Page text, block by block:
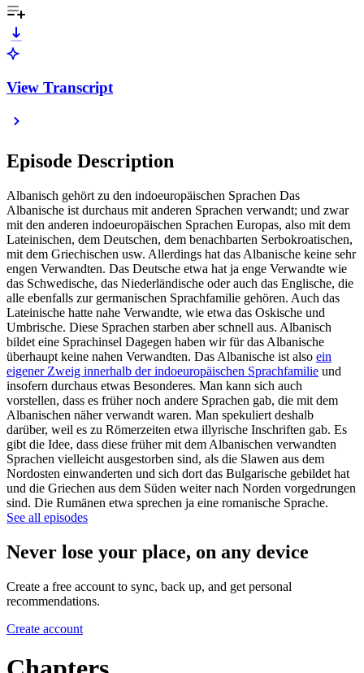
View Transcript
Episode Description
Albanisch gehört zu den indoeuropäischen Sprachen Das
Albanische ist durchaus mit anderen Sprachen verwandt; und zwar
mit den anderen indoeuropäischen Sprachen Europas, also mit dem
Lateinischen, dem Deutschen, dem benachbarten Serbokroatischen,
mit dem Griechischen usw. Allerdings hat das Albanische keine sehr
engen Verwandten. Das Deutsche etwa hat ja enge Verwandte wie
das Schwedische, das Niederländische oder auch das Englische, die
alle ebenfalls zur germanischen Sprachfamilie gehören. Auch das
Lateinische hatte nahe Verwandte, wie etwa das Oskische und
Umbrische. Diese Sprachen starben aber schnell aus. Albanisch
bildet eine Sprachinsel Dagegen haben wir für das Albanische
überhaupt keine nahen Verwandten. Das Albanische ist also ein
eigener Zweig innerhalb der indoeuropäischen Sprachfamilie und
insofern durchaus etwas Besonderes. Man kann sich auch
vorstellen, dass es früher noch andere Sprachen gab, die mit dem
Albanischen näher verwandt waren. Man spekuliert deshalb
darüber, weil es zu Römerzeiten etwa illyrische Inschriften gab. Es
gibt die Idee, dass diese früher mit dem Albanischen verwandten
Sprachen vielleicht ausgestorben sind, als die Slawen aus dem
Nordosten einwanderten und sich dort das Bulgarische gebildet hat
und die Griechen aus dem Süden weiter nach Norden vorgedrungen
sind. Die Rumänen etwa sprechen ja eine romanische Sprache.
See all episodes
Never lose your place, on any device
Create a free account to sync, back up, and get personal
recommendations.
Create account